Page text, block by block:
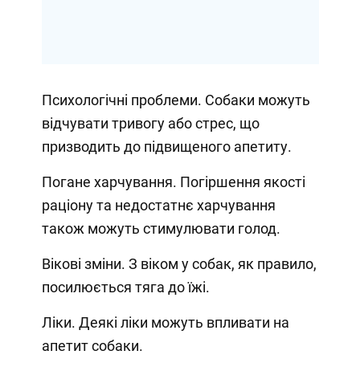
Психологічні проблеми. Собаки можуть
відчувати тривогу або стрес, що
призводить до підвищеного апетиту.
Погане харчування. Погіршення якості
раціону та недостатнє харчування
також можуть стимулювати голод.
Вікові зміни. З віком у собак, як правило,
посилюється тяга до їжі.
Ліки. Деякі ліки можуть впливати на
апетит собаки.